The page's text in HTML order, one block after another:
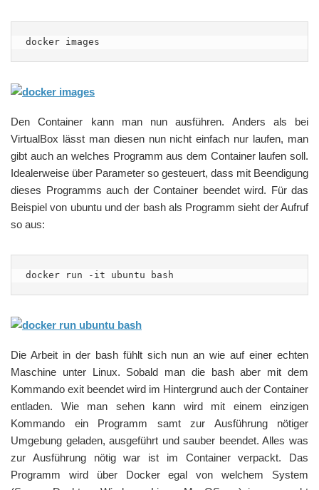
docker images
Den Container kann man nun ausführen. Anders als bei
VirtualBox lässt man diesen nun nicht einfach nur laufen, man
gibt auch an welches Programm aus dem Container laufen soll.
Idealerweise über Parameter so gesteuert, dass mit Beendigung
dieses Programms auch der Container beendet wird. Für das
Beispiel von ubuntu und der bash als Programm sieht der Aufruf
so aus:
docker run -it ubuntu bash
Die Arbeit in der bash fühlt sich nun an wie auf einer echten
Maschine unter Linux. Sobald man die bash aber mit dem
Kommando exit beendet wird im Hintergrund auch der Container
entladen. Wie man sehen kann wird mit einem einzigen
Kommando ein Programm samt zur Ausführung nötiger
Umgebung geladen, ausgeführt und sauber beendet. Alles was
zur Ausführung nötig war ist im Container verpackt. Das
Programm wird über Docker egal von welchem System